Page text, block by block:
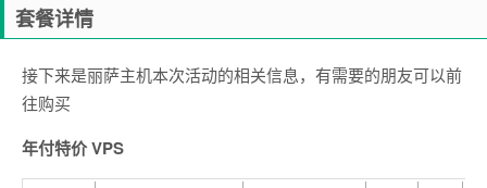
套餐详情
接下来是丽萨主机本次活动的相关信息，有需要的朋友可以前
往购买
年付特价 VPS